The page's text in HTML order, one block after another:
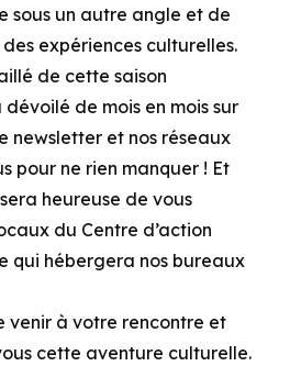
sous un autre angle et de
expériences culturelles.
de cette saison
de mois en mois sur
newsletter et nos réseaux
pour ne rien manquer ! Et
heureuse de vous
du Centre d’action
qui hébergera nos bureaux
venir à votre rencontre et
cette aventure culturelle.